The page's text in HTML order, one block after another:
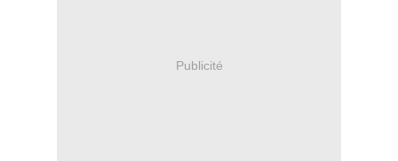
Publicité